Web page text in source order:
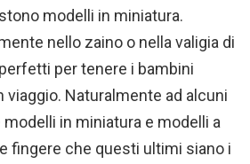
modelli in miniatura.
nello zaino o nella valigia di
per tenere i bambini
viaggio. Naturalmente ad alcuni
in miniatura e modelli a
fingere che questi ultimi siano i